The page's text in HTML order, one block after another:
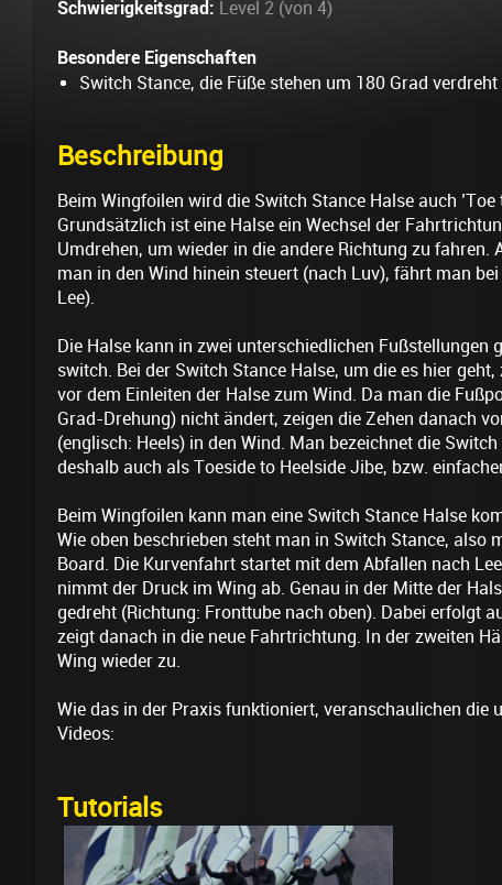
Schwierigkeitsgrad: Level 2 (von 4)
Besondere Eigenschaften
Switch Stance, die Füße stehen um 180 Grad
Beschreibung
Beim Wingfoilen wird die Switch Stance Halse auch ’Toe
Grundsätzlich ist eine Halse ein Wechsel der
Umdrehen, um wieder in die andere Richtung zu fahren.
man in den Wind hinein steuert (nach Luv), fährt man
Lee).
Die Halse kann in zwei unterschiedlichen Fußstellungen
switch. Bei der Switch Stance Halse, um die es hier
vor dem Einleiten der Halse zum Wind. Da man die
Grad-Drehung) nicht ändert, zeigen die Zehen danach
(englisch: Heels) in den Wind. Man bezeichnet die
deshalb auch als Toeside to Heelside Jibe, bzw.
Beim Wingfoilen kann man eine Switch Stance Halse
Wie oben beschrieben steht man in Switch Stance, also
Board. Die Kurvenfahrt startet mit dem Abfallen nach
nimmt der Druck im Wing ab. Genau in der Mitte der
gedreht (Richtung: Fronttube nach oben). Dabei erfolgt
zeigt danach in die neue Fahrtrichtung. In der zweiten
Wing wieder zu.
Wie das in der Praxis funktioniert, veranschaulichen die
Videos:
Tutorials